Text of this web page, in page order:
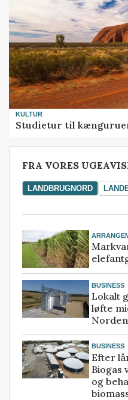
KULTUR
Studietur til
FRA VORES
LANDBRUGNORD
BUSINESS
Lokalt
løfte
Norden
BUSINESS
Efter
Biogas
og